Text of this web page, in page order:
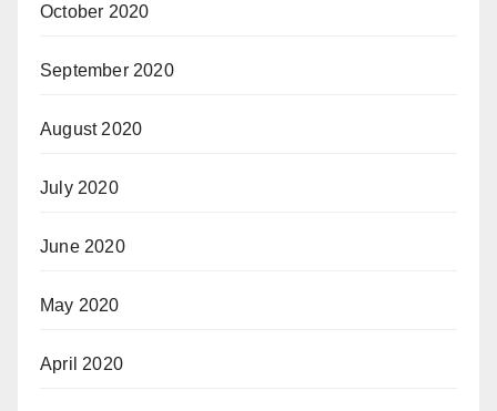
October 2020
September 2020
August 2020
July 2020
June 2020
May 2020
April 2020